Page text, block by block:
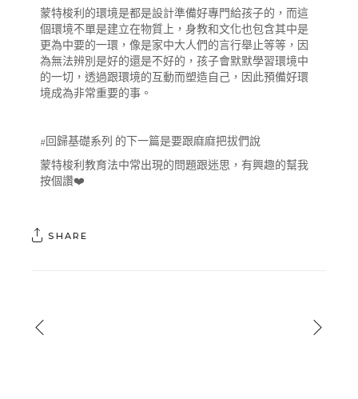
蒙特梭利的環境是都是設計準備好專門給孩子的，而這
個環境不單是建立在物質上，身教和文化也包含其中是
更為中要的一環，像是家中大人們的言行舉止等等，因
為無法辨別是好的還是不好的，孩子會默默學習環境中
的一切，透過跟環境的互動而塑造自己，因此預備好環
境成為非常重要的事。
#回歸基礎系列 的下一篇是要跟麻麻把拔們說
蒙特梭利教育法中常出現的問題跟迷思，有興趣的幫我
按個讚❤️
SHARE